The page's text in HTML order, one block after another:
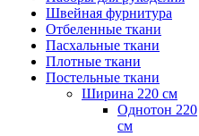
Швейная фурнитура
Отбеленные ткани
Пасхальные ткани
Плотные ткани
Постельные ткани
Ширина 220 см
Однотон 220
см